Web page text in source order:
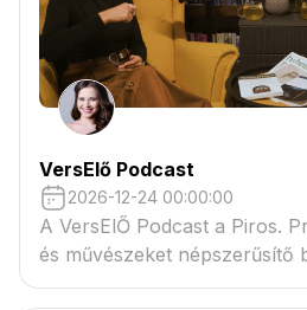
VersElő Podcast
2026-12-24 00:00:00
A VersElŐ Podcast a Piros.
és művészeket népszerűsítő